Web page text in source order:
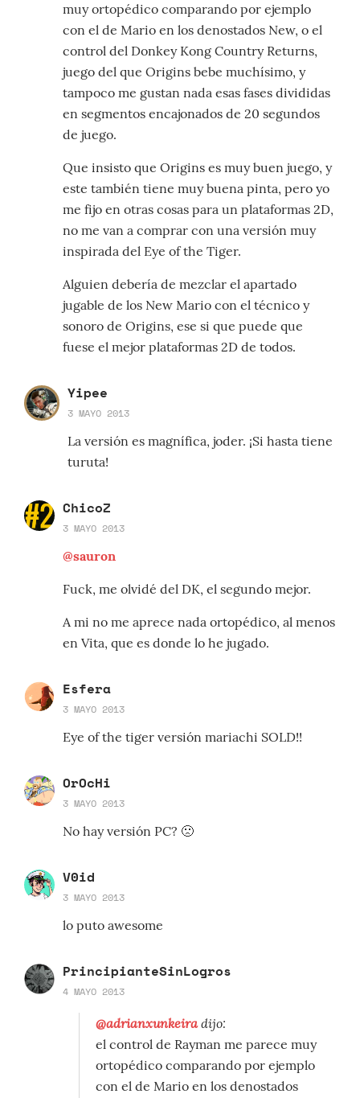
muy ortopédico comparando por ejemplo
con el de Mario en los denostados New, o el
control del Donkey Kong Country Returns,
juego del que Origins bebe muchísimo, y
tampoco me gustan nada esas fases divididas
en segmentos encajonados de 20 segundos
de juego.
Que insisto que Origins es muy buen juego, y
este también tiene muy buena pinta, pero yo
me fijo en otras cosas para un plataformas 2D,
no me van a comprar con una versión muy
inspirada del Eye of the Tiger.
Alguien debería de mezclar el apartado
jugable de los New Mario con el técnico y
sonoro de Origins, ese si que puede que
fuese el mejor plataformas 2D de todos.
Yipee
3 MAYO 2013
La versión es magnífica, joder. ¡Si hasta tiene
turuta!
ChicoZ
3 MAYO 2013
@sauron
Fuck, me olvidé del DK, el segundo mejor.
A mi no me aprece nada ortopédico, al menos
en Vita, que es donde lo he jugado.
Esfera
3 MAYO 2013
Eye of the tiger versión mariachi SOLD!!
OrOcHi
3 MAYO 2013
No hay versión PC? 🙁
V0id
3 MAYO 2013
lo puto awesome
PrincipianteSinLogros
4 MAYO 2013
@adrianxunkeiradijo:
el control de Rayman me parece muy
ortopédico comparando por ejemplo
con el de Mario en los denostados